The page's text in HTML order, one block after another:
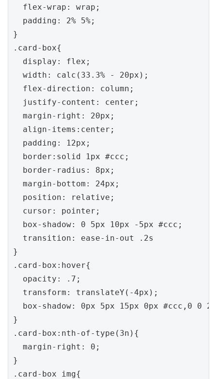
  flex-wrap: wrap;
  padding: 2% 5%;
}
.card-box{
  display: flex;
  width: calc(33.3% - 20px);
  flex-direction: column;
  justify-content: center;
  margin-right: 20px;
  align-items:center;
  padding: 12px;
  border:solid 1px #ccc;
  border-radius: 8px;
  margin-bottom: 24px;
  position: relative;
  cursor: pointer;
  box-shadow: 0 5px 10px -5px #ccc;
  transition: ease-in-out .2s
}
.card-box:hover{
  opacity: .7;
  transform: translateY(-4px);
box-shadow: 0px 5px 15px 0px #ccc,0 0
}
.card-box:nth-of-type(3n){
  margin-right: 0;
}
.card-box img{